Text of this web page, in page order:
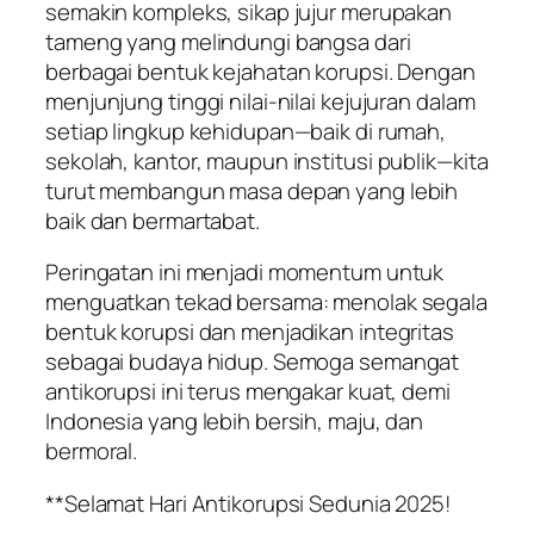
semakin kompleks, sikap jujur merupakan
tameng yang melindungi bangsa dari
berbagai bentuk kejahatan korupsi. Dengan
menjunjung tinggi nilai-nilai kejujuran dalam
setiap lingkup kehidupan—baik di rumah,
sekolah, kantor, maupun institusi publik—kita
turut membangun masa depan yang lebih
baik dan bermartabat.
Peringatan ini menjadi momentum untuk
menguatkan tekad bersama: menolak segala
bentuk korupsi dan menjadikan integritas
sebagai budaya hidup. Semoga semangat
antikorupsi ini terus mengakar kuat, demi
Indonesia yang lebih bersih, maju, dan
bermoral.
**Selamat Hari Antikorupsi Sedunia 2025!